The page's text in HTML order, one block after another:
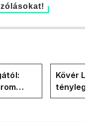
Kövér
tényleg